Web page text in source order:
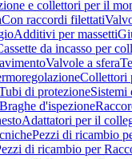
e collettori per il
Con raccordi filettati
Additivi per massetti
da incasso per
Valvole a sfera
Collettori
di protezioneSistemi
d'ispezione
Adattatori per il
Pezzi di ricambio
di ricambio per